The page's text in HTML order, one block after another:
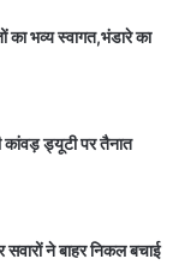
भव्य स्वागत,भंडारे का
ड्यूटी पर तैनात
ने बाहर निकल बचाई